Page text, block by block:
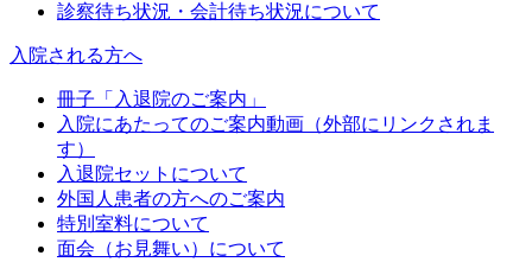
診察待ち状況・会計待ち状況について
入院される方へ
冊子「入退院のご案内」
入院にあたってのご案内動画（外部にリンクされま
す）
入退院セットについて
外国人患者の方へのご案内
特別室料について
面会（お見舞い）について